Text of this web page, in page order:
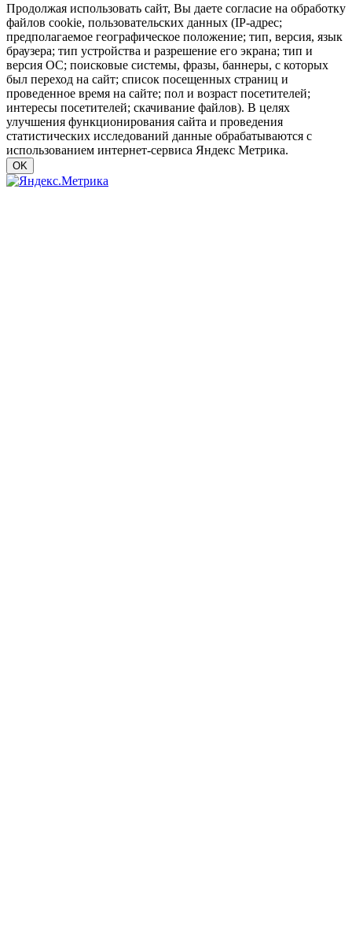
Продолжая использовать сайт, Вы даете согласие на обработку
файлов cookie, пользовательских данных (IP-адрес;
предполагаемое географическое положение; тип, версия, язык
браузера; тип устройства и разрешение его экрана; тип и
версия ОС; поисковые системы, фразы, баннеры, с которых
был переход на сайт; список посещенных страниц и
проведенное время на сайте; пол и возраст посетителей;
интересы посетителей; скачивание файлов). В целях
улучшения функционирования сайта и проведения
статистических исследований данные обрабатываются с
использованием интернет-сервиса Яндекс Метрика.
OK